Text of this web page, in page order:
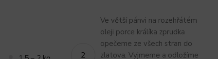
Ve větší pánvi na rozehřátém
oleji porce králíka zprudka
opečeme ze všech stran do
zlatova. Vyjmeme a odložíme